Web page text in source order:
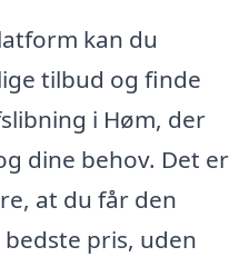
kan du
tilbud og finde
i Høm, der
dine behov. Det er
at du får den
pris, uden